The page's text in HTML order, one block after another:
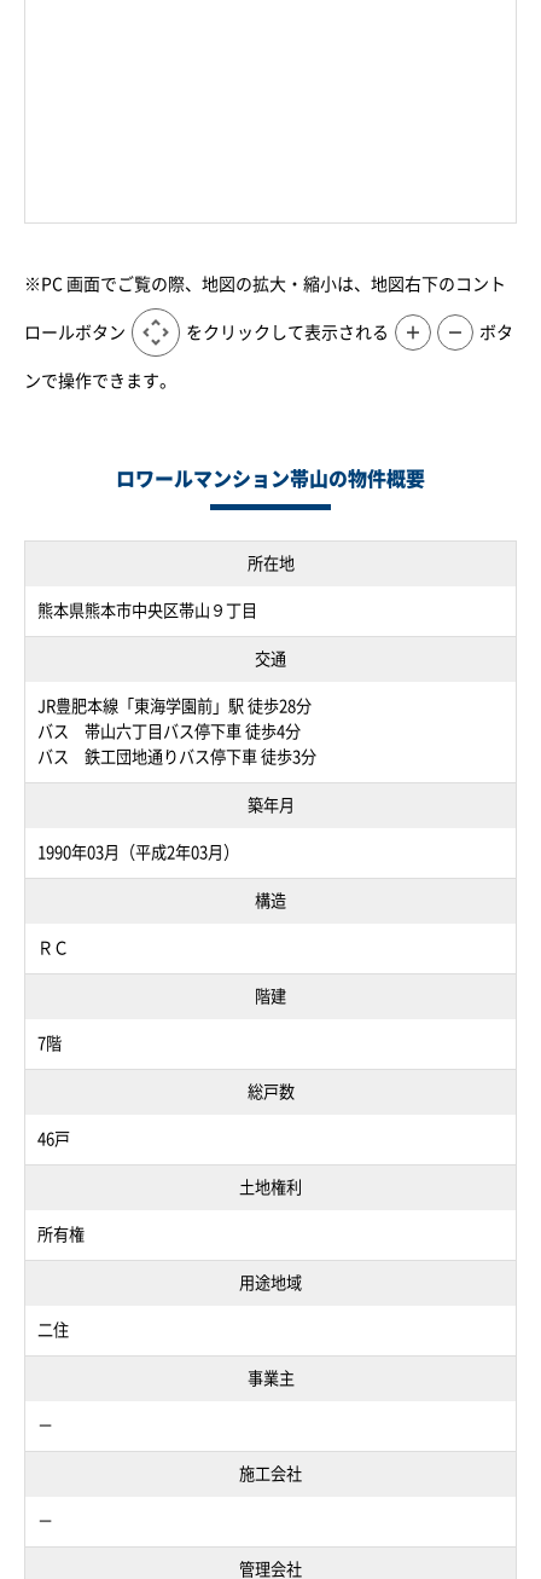
※PC 画面でご覧の際、地図の拡大・縮小は、地図右下のコント
ロールボタン をクリックして表示される ＋ － ボタ
ンで操作できます。
ロワールマンション帯山の物件概要
所在地
熊本県熊本市中央区帯山９丁目
交通
JR豊肥本線「東海学園前」駅 徒歩28分
バス 帯山六丁目バス停下車 徒歩4分
バス 鉄工団地通りバス停下車 徒歩3分
築年月
1990年03月（平成2年03月）
構造
ＲＣ
階建
7階
総戸数
46戸
土地権利
所有権
用途地域
二住
事業主
－
施工会社
－
管理会社